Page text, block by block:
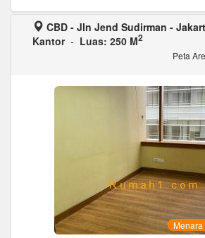
CBD - Jln Jend Sudirman -
Kantor- Luas: 250 M2
Peta
Menara